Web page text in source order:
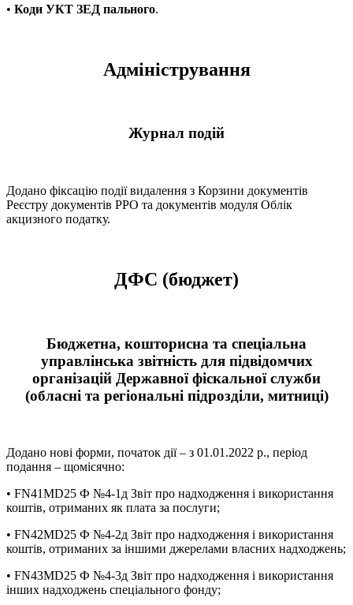
• Коди УКТ ЗЕД пального.
Адміністрування
Журнал подій
Додано фіксацію події видалення з Корзини документів
Реєстру документів РРО та документів модуля Облік
акцизного податку.
ДФС (бюджет)
Бюджетна, кошторисна та спеціальна
управлінська звітність для підвідомчих
організацій Державної фіскальної служби
(обласні та регіональні підрозділи, митниці)
Додано нові форми, початок дії – з 01.01.2022 р., період
подання – щомісячно:
• FN41MD25 Ф №4-1д Звіт про надходження і використання
коштів, отриманих як плата за послуги;
• FN42MD25 Ф №4-2д Звіт про надходження і використання
коштів, отриманих за іншими джерелами власних надходжень;
• FN43MD25 Ф №4-3д Звіт про надходження і використання
інших надходжень спеціального фонду;